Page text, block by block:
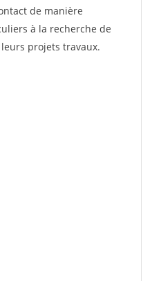
de manière
à la recherche de
projets travaux.